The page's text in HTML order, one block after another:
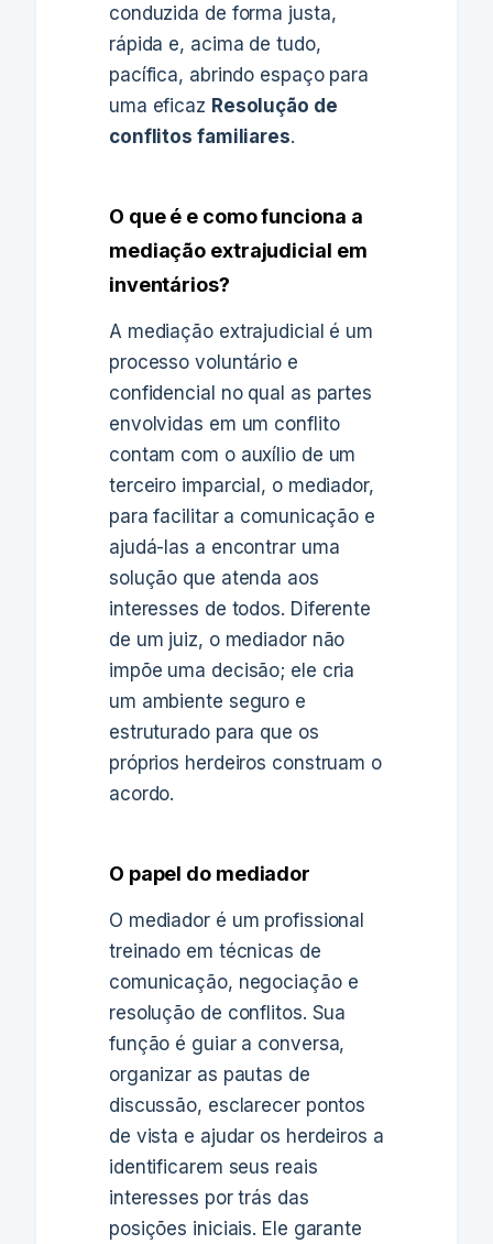
conduzida de forma justa,
rápida e, acima de tudo,
pacífica, abrindo espaço para
uma eficaz Resolução de
conflitos familiares.
O que é e como funciona a
mediação extrajudicial em
inventários?
A mediação extrajudicial é um
processo voluntário e
confidencial no qual as partes
envolvidas em um conflito
contam com o auxílio de um
terceiro imparcial, o mediador,
para facilitar a comunicação e
ajudá-las a encontrar uma
solução que atenda aos
interesses de todos. Diferente
de um juiz, o mediador não
impõe uma decisão; ele cria
um ambiente seguro e
estruturado para que os
próprios herdeiros construam o
acordo.
O papel do mediador
O mediador é um profissional
treinado em técnicas de
comunicação, negociação e
resolução de conflitos. Sua
função é guiar a conversa,
organizar as pautas de
discussão, esclarecer pontos
de vista e ajudar os herdeiros a
identificarem seus reais
interesses por trás das
posições iniciais. Ele garante